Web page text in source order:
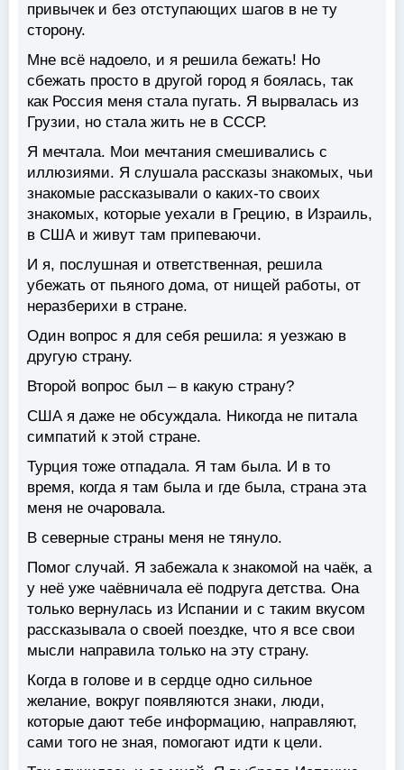
привычек и без отступающих шагов в не ту
сторону.
Мне всё надоело, и я решила бежать! Но
сбежать просто в другой город я боялась, так
как Россия меня стала пугать. Я вырвалась из
Грузии, но стала жить не в СССР.
Я мечтала. Мои мечтания смешивались с
иллюзиями. Я слушала рассказы знакомых, чьи
знакомые рассказывали о каких-то своих
знакомых, которые уехали в Грецию, в Израиль,
в США и живут там припеваючи.
И я, послушная и ответственная, решила
убежать от пьяного дома, от нищей работы, от
неразберихи в стране.
Один вопрос я для себя решила: я уезжаю в
другую страну.
Второй вопрос был – в какую страну?
США я даже не обсуждала. Никогда не питала
симпатий к этой стране.
Турция тоже отпадала. Я там была. И в то
время, когда я там была и где была, страна эта
меня не очаровала.
В северные страны меня не тянуло.
Помог случай. Я забежала к знакомой на чаёк, а
у неё уже чаёвничала её подруга детства. Она
только вернулась из Испании и с таким вкусом
рассказывала о своей поездке, что я все свои
мысли направила только на эту страну.
Когда в голове и в сердце одно сильное
желание, вокруг появляются знаки, люди,
которые дают тебе информацию, направляют,
сами того не зная, помогают идти к цели.